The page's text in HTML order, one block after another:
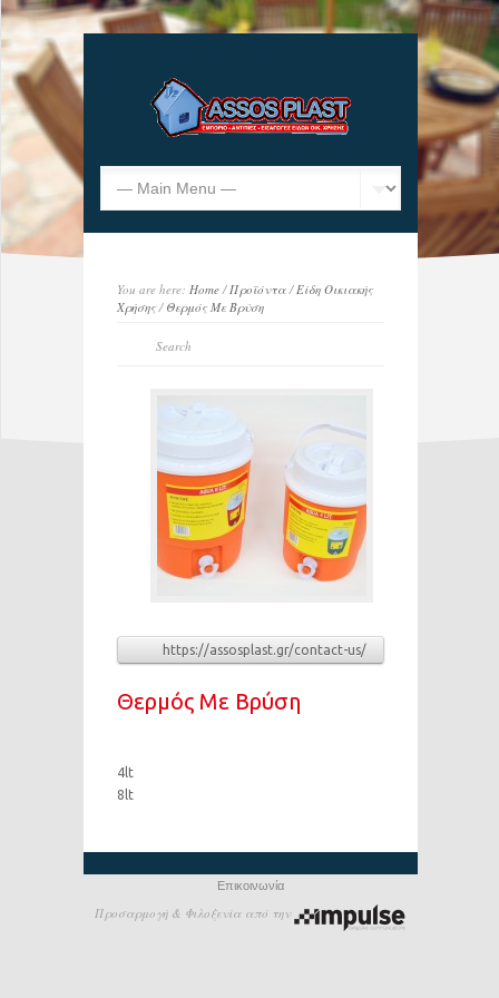
You are here: Home/ Προϊόντα/ Είδη Οικιακής
Χρήσης/ Θερμός Με Βρύση
https://assosplast.gr/contact-us/
Θερμός Με Βρύση
4lt
8lt
Επικοινωνία
Προσαρμογή & Φιλοξενία από την